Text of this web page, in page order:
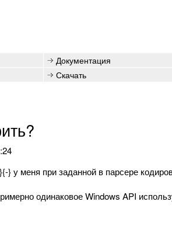
Документация
Скачать
} у меня при заданной в парсере
одинаковое Windows API